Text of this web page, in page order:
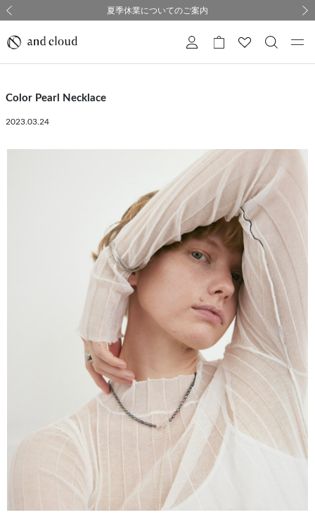
採用のご案内
熊本県熊本地方を震源とする地震の影響について
夏季休業についてのご案内
購入証明書ペーパーレス化のお知らせ
採用のご案内
熊本県熊本地方を震源とする地震の影響について
Color Pearl Necklace
2023.03.24